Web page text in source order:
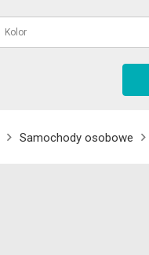
Kolor
Samochody osobowe